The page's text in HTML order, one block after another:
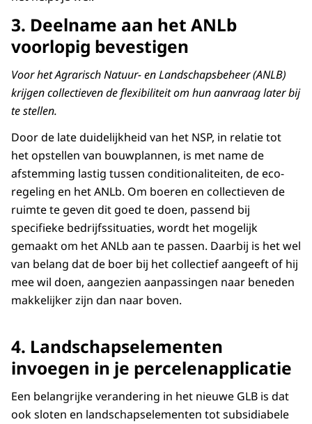
3. Deelname aan het ANLb
voorlopig bevestigen
Voor het Agrarisch Natuur- en Landschapsbeheer (ANLB)
krijgen collectieven de flexibiliteit om hun aanvraag later bij
te stellen.
Door de late duidelijkheid van het NSP, in relatie tot
het opstellen van bouwplannen, is met name de
afstemming lastig tussen conditionaliteiten, de eco-
regeling en het ANLb. Om boeren en collectieven de
ruimte te geven dit goed te doen, passend bij
specifieke bedrijfssituaties, wordt het mogelijk
gemaakt om het ANLb aan te passen. Daarbij is het wel
van belang dat de boer bij het collectief aangeeft of hij
mee wil doen, aangezien aanpassingen naar beneden
makkelijker zijn dan naar boven.
4. Landschapselementen
invoegen in je percelenapplicatie
Een belangrijke verandering in het nieuwe GLB is dat
ook sloten en landschapselementen tot subsidiabele